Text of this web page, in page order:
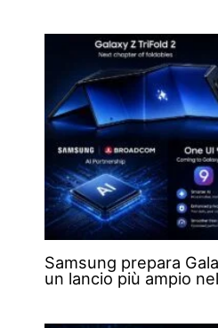
Samsung prepara
un lancio più ampio